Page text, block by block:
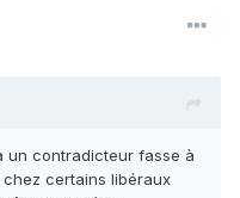
un contradicteur fasse à
certains libéraux